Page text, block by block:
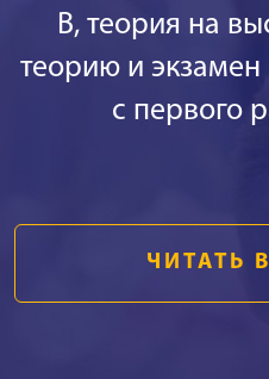
В, теория на
теорию и
с первого
ЧИТАТЬ